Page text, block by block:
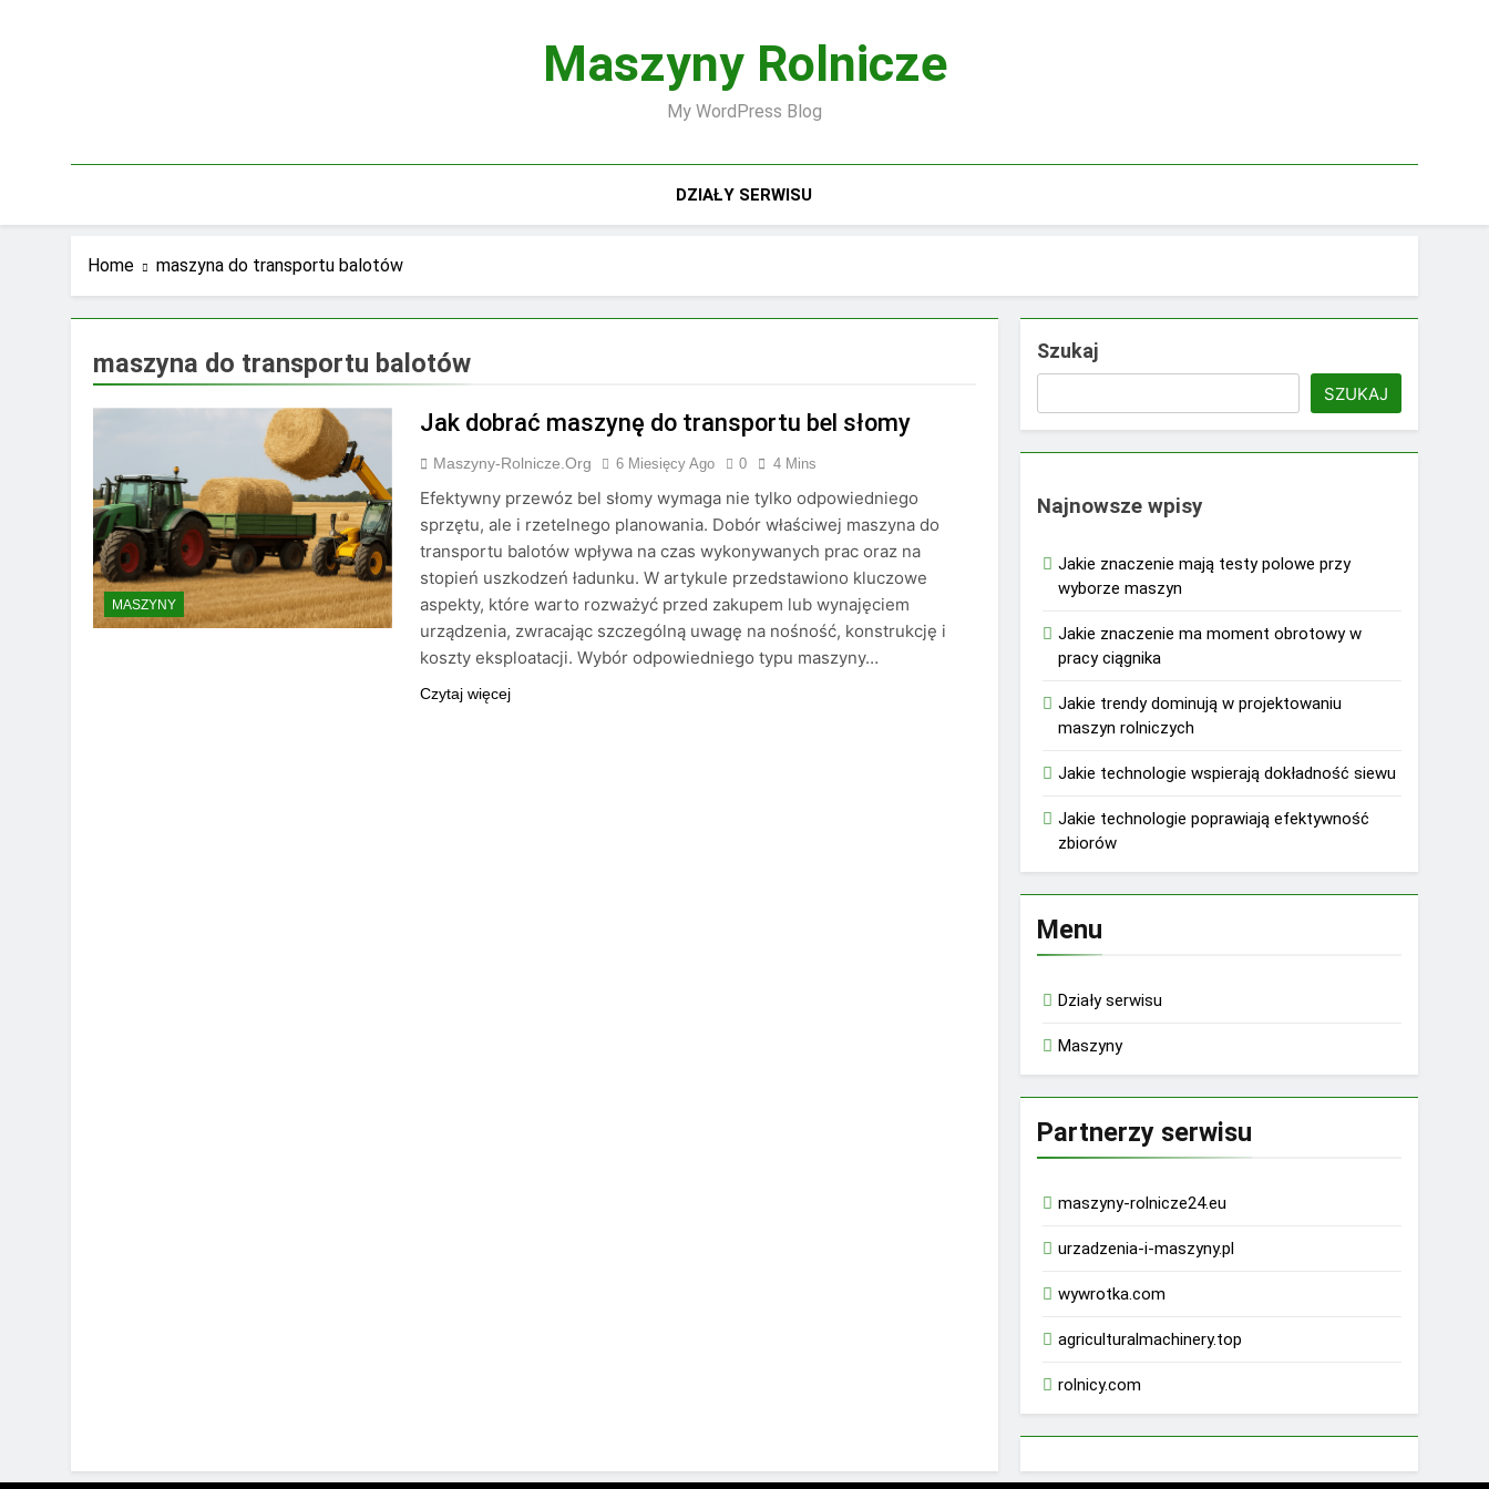
Maszyny Rolnicze
My WordPress Blog
DZIAŁY SERWISU
Home maszyna do transportu balotów
maszyna do transportu balotów
MASZYNY
Jak dobrać maszynę do transportu bel słomy
Maszyny-Rolnicze.org 6 Miesięcy Ago 0 4 Mins
Efektywny przewóz bel słomy wymaga nie tylko odpowiedniego
sprzętu, ale i rzetelnego planowania. Dobór właściwej maszyna do
transportu balotów wpływa na czas wykonywanych prac oraz na
stopień uszkodzeń ładunku. W artykule przedstawiono kluczowe
aspekty, które warto rozważyć przed zakupem lub wynajęciem
urządzenia, zwracając szczególną uwagę na nośność, konstrukcję i
koszty eksploatacji. Wybór odpowiedniego typu maszyny…
Czytaj więcej
Szukaj
SZUKAJ
Najnowsze wpisy
Jakie znaczenie mają testy polowe przy
wyborze maszyn
Jakie znaczenie ma moment obrotowy w
pracy ciągnika
Jakie trendy dominują w projektowaniu
maszyn rolniczych
Jakie technologie wspierają dokładność siewu
Jakie technologie poprawiają efektywność
zbiorów
Menu
Działy serwisu
Maszyny
Partnerzy serwisu
maszyny-rolnicze24.eu
urzadzenia-i-maszyny.pl
wywrotka.com
agriculturalmachinery.top
rolnicy.com
rhino 9000 male enhancement pills reviews